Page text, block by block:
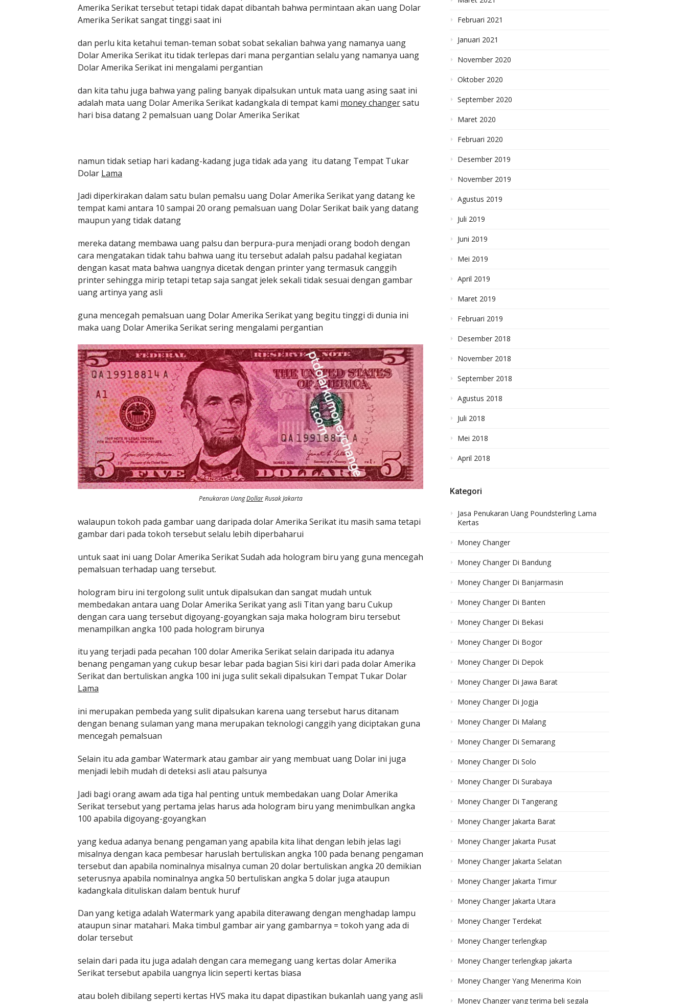
Amerika Serikat tersebut tetapi tidak dapat dibantah bahwa permintaan akan uang Dolar
Amerika Serikat sangat tinggi saat ini
dan perlu kita ketahui teman-teman sobat sobat sekalian bahwa yang namanya uang
Dolar Amerika Serikat itu tidak terlepas dari mana pergantian selalu yang namanya uang
Dolar Amerika Serikat ini mengalami pergantian
dan kita tahu juga bahwa yang paling banyak dipalsukan untuk mata uang asing saat ini
adalah mata uang Dolar Amerika Serikat kadangkala di tempat kami money changersatu
hari bisa datang 2 pemalsuan uang Dolar Amerika Serikat
namun tidak setiap hari kadang-kadang juga tidak ada yang itu datang Tempat Tukar
Dolar Lama
Jadi diperkirakan dalam satu bulan pemalsu uang Dolar Amerika Serikat yang datang ke
tempat kami antara 10 sampai 20 orang pemalsuan uang Dolar Serikat baik yang datang
maupun yang tidak datang
mereka datang membawa uang palsu dan berpura-pura menjadi orang bodoh dengan
cara mengatakan tidak tahu bahwa uang itu tersebut adalah palsu padahal kegiatan
dengan kasat mata bahwa uangnya dicetak dengan printer yang termasuk canggih
printer sehingga mirip tetapi tetap saja sangat jelek sekali tidak sesuai dengan gambar
uang artinya yang asli
guna mencegah pemalsuan uang Dolar Amerika Serikat yang begitu tinggi di dunia ini
maka uang Dolar Amerika Serikat sering mengalami pergantian
Penukaran UangDollarRusak Jakarta
walaupun tokoh pada gambar uang daripada dolar Amerika Serikat itu masih sama tetapi
gambar dari pada tokoh tersebut selalu lebih diperbaharui
untuk saat ini uang Dolar Amerika Serikat Sudah ada hologram biru yang guna mencegah
pemalsuan terhadap uang tersebut.
hologram biru ini tergolong sulit untuk dipalsukan dan sangat mudah untuk
membedakan antara uang Dolar Amerika Serikat yang asli Titan yang baru Cukup
dengan cara uang tersebut digoyang-goyangkan saja maka hologram biru tersebut
menampilkan angka 100 pada hologram birunya
itu yang terjadi pada pecahan 100 dolar Amerika Serikat selain daripada itu adanya
benang pengaman yang cukup besar lebar pada bagian Sisi kiri dari pada dolar Amerika
Serikat dan bertuliskan angka 100 ini juga sulit sekali dipalsukan Tempat Tukar Dolar
Lama
ini merupakan pembeda yang sulit dipalsukan karena uang tersebut harus ditanam
dengan benang sulaman yang mana merupakan teknologi canggih yang diciptakan guna
mencegah pemalsuan
Selain itu ada gambar Watermark atau gambar air yang membuat uang Dolar ini juga
menjadi lebih mudah di deteksi asli atau palsunya
Jadi bagi orang awam ada tiga hal penting untuk membedakan uang Dolar Amerika
Serikat tersebut yang pertama jelas harus ada hologram biru yang menimbulkan angka
100 apabila digoyang-goyangkan
yang kedua adanya benang pengaman yang apabila kita lihat dengan lebih jelas lagi
misalnya dengan kaca pembesar haruslah bertuliskan angka 100 pada benang pengaman
tersebut dan apabila nominalnya misalnya cuman 20 dolar bertuliskan angka 20 demikian
seterusnya apabila nominalnya angka 50 bertuliskan angka 5 dolar juga ataupun
kadangkala dituliskan dalam bentuk huruf
Dan yang ketiga adalah Watermark yang apabila diterawang dengan menghadap lampu
ataupun sinar matahari. Maka timbul gambar air yang gambarnya = tokoh yang ada di
dolar tersebut
selain dari pada itu juga adalah dengan cara memegang uang kertas dolar Amerika
Serikat tersebut apabila uangnya licin seperti kertas biasa
atau boleh dibilang seperti kertas HVS maka itu dapat dipastikan bukanlah uang yang asli
Februari 2021
Januari 2021
November 2020
Oktober 2020
September 2020
Maret 2020
Februari 2020
Desember 2019
November 2019
Agustus 2019
Juli 2019
Juni 2019
Mei 2019
April 2019
Maret 2019
Februari 2019
Desember 2018
November 2018
September 2018
Agustus 2018
Juli 2018
Mei 2018
April 2018
Kategori
Jasa Penukaran Uang Poundsterling Lama
Kertas
Money Changer
Money Changer Di Bandung
Money Changer Di Banjarmasin
Money Changer Di Banten
Money Changer Di Bekasi
Money Changer Di Bogor
Money Changer Di Depok
Money Changer Di Jawa Barat
Money Changer Di Jogja
Money Changer Di Malang
Money Changer Di Semarang
Money Changer Di Solo
Money Changer Di Surabaya
Money Changer Di Tangerang
Money Changer Jakarta Barat
Money Changer Jakarta Pusat
Money Changer Jakarta Selatan
Money Changer Jakarta Timur
Money Changer Jakarta Utara
Money Changer Terdekat
Money Changer terlengkap
Money Changer terlengkap jakarta
Money Changer Yang Menerima Koin
Money Changer yang terima beli segala